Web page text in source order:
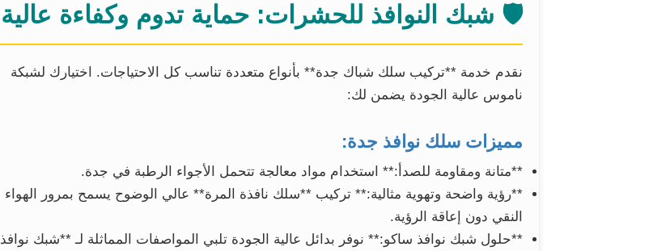
🛡️ شبك النوافذ للحشرات: حماية تدوم وكفاءة عالية
نقدم خدمة **تركيب سلك شباك جدة** بأنواع متعددة تناسب كل الاحتياجات. اختيارك لشبكة
ناموس عالية الجودة يضمن لك:
مميزات سلك نوافذ جدة:
**متانة ومقاومة للصدأ:** استخدام مواد معالجة تتحمل الأجواء الرطبة في جدة.
**رؤية واضحة وتهوية مثالية:** تركيب **سلك نافذة المرة** عالي الوضوح يسمح بمرور الهواء
النقي دون إعاقة الرؤية.
**حلول شبك نوافذ ساكو:** نوفر بدائل عالية الجودة تلبي المواصفات المماثلة لـ **شبك نوافذ